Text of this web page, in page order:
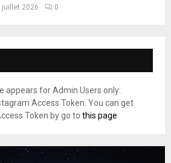
juillet 2026 0
appears for Admin Users only:
Access Token. You can get
Token by go to this page